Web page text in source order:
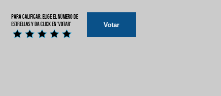
Para calificar, elige el número de
estrellas y da click en 'Votar'